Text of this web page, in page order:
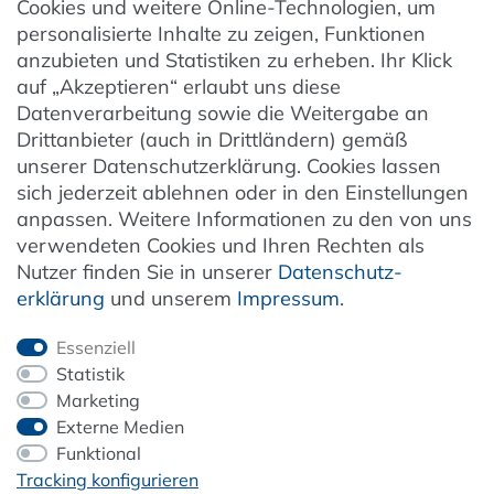
AGB
Barrierefreiheit
Hinweise zur Batterieentsorgung
Entsorgung von Elektro-Altgeräten
Vertrag widerrufen
Newsletter
Jetzt anmelden
ZAHLUNG & VERSAND
Cookies und weitere Online-Technologien, um
personalisierte Inhalte zu zeigen, Funktionen
anzubieten und Statistiken zu erheben. Ihr Klick
auf „Akzeptieren“ erlaubt uns diese
Datenverarbeitung sowie die Weitergabe an
Drittanbieter (auch in Drittländern) gemäß
unserer Datenschutzerklärung. Cookies lassen
sich jederzeit ablehnen oder in den Einstellungen
anpassen. Weitere Informationen zu den von uns
verwendeten Cookies und Ihren Rechten als
Nutzer finden Sie in unserer Daten­schutz­
erklärung und unserem Impressum.
Essenziell
Statistik
Marketing
Externe Medien
Funktional
Tracking konfigurieren